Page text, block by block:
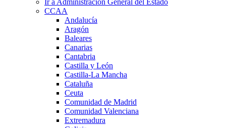
CCAA
Andalucía
Aragón
Baleares
Canarias
Cantabria
Castilla y León
Castilla-La Mancha
Cataluña
Ceuta
Comunidad de Madrid
Comunidad Valenciana
Extremadura